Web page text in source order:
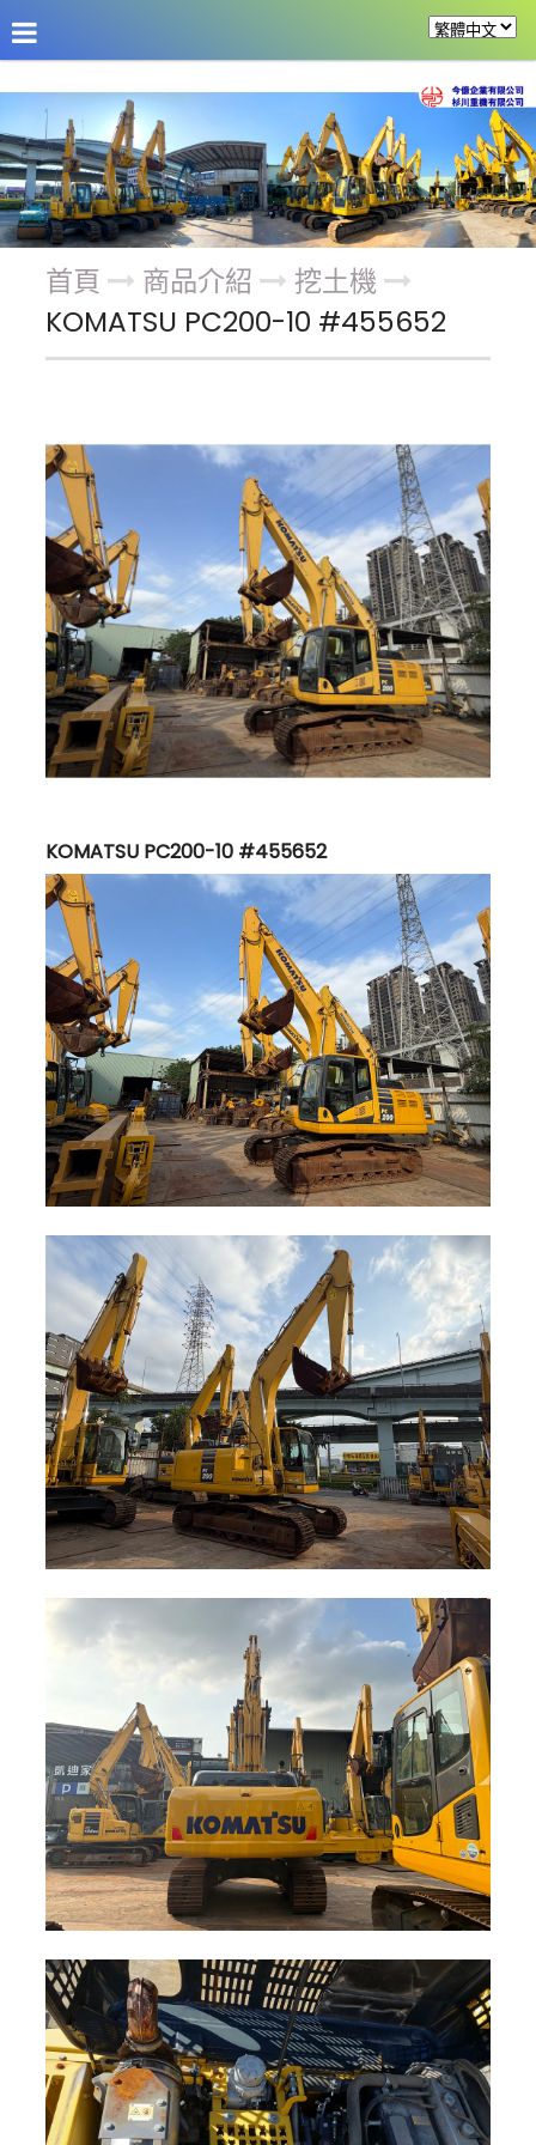
公司介紹 最新消息 改裝機具
首頁 商品介紹
挖土機
KOMATSU PC200-10 #455652
KOMATSU PC200-10 #455652